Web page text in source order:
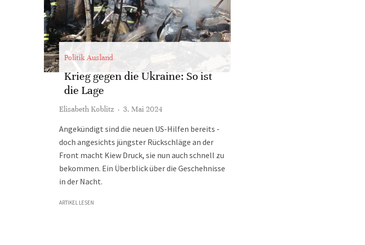
Politik Ausland
Krieg gegen die Ukraine: So ist
die Lage
Elisabeth Koblitz · 3. Mai 2024
Angekündigt sind die neuen US-Hilfen bereits -
doch angesichts jüngster Rückschläge an der
Front macht Kiew Druck, sie nun auch schnell zu
bekommen. Ein Überblick über die Geschehnisse
in der Nacht.
ARTIKEL LESEN